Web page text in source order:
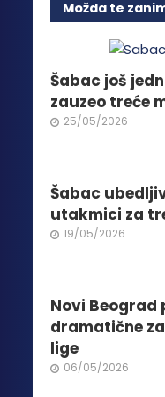
Opcije
mogu
biti
na
Možda te
Šabac još
zauzeo treće
25/05/2026
Šabac
utakmici za
19/05/2026
Novi Beograd
dramatične
lige
06/05/2026